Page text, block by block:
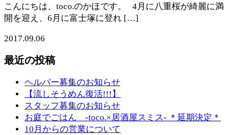
こんにちは、toco.のかほです。 4月に八重桜が綺麗に満
開を迎え、6月に富士塚に登れ […]
2017.09.06
最近の投稿
ヘルパー募集のお知らせ
【流しそうめん復活!!!】
スタッフ募集のお知らせ
お庭でごはん -toco.×居酒屋スミス- ＊延期決定＊
10月からの営業について